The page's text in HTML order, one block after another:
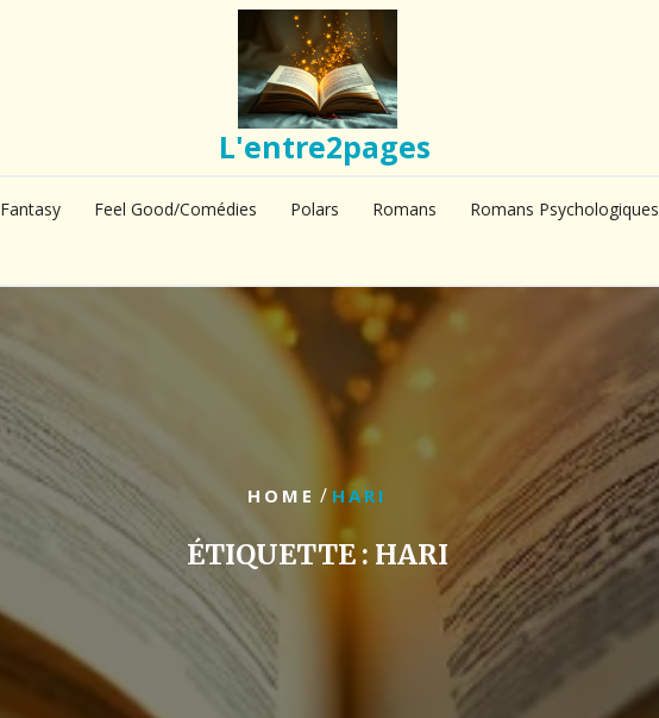
L'entre2pages
Fantasy Feel Good/Comédies Polars Romans Romans Psychologiques
HOME / HARI
ÉTIQUETTE : HARI